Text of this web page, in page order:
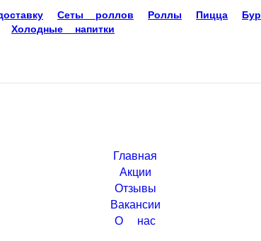
Главная
Акции
Отзывы
Вакансии
О нас
Сеты роллов Роллы Пицца
Бургеры и
Холодные напитки